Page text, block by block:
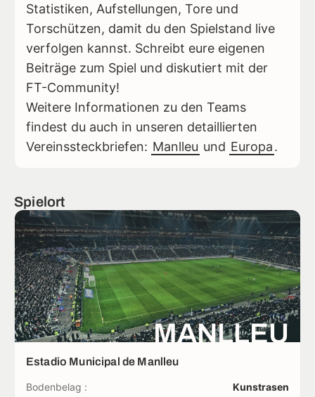
Statistiken, Aufstellungen, Tore und
Torschützen, damit du den Spielstand live
verfolgen kannst. Schreibt eure eigenen
Beiträge zum Spiel und diskutiert mit der
FT-Community!
Weitere Informationen zu den Teams
findest du auch in unseren detaillierten
Vereinssteckbriefen: Manlleu und Europa.
Spielort
MANLLEU
Estadio Municipal de Manlleu
Bodenbelag : Kunstrasen